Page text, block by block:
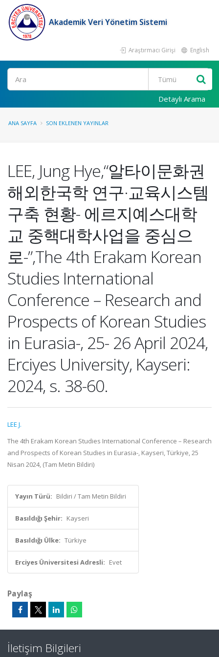
Akademik Veri Yönetim Sistemi
Araştırmacı Girişi English
Ara
Detaylı Arama
ANA SAYFA SON EKLENEN YAYINLAR
LEE, Jung Hye,“알타이문화권
해외한국학 연구·교육시스템
구축 현황- 에르지예스대학
교 중핵대학사업을 중심으
로-”,The 4th Erakam Korean
Studies International
Conference – Research and
Prospects of Korean Studies
in Eurasia-, 25- 26 April 2024,
Erciyes University, Kayseri:
2024, s. 38-60.
LEE J.
The 4th Erakam Korean Studies International Conference – Research
and Prospects of Korean Studies in Eurasia-, Kayseri, Türkiye, 25
Nisan 2024, (Tam Metin Bildiri)
Yayın Türü: Bildiri / Tam Metin Bildiri
Basıldığı Şehir: Kayseri
Basıldığı Ülke: Türkiye
Erciyes Üniversitesi Adresli: Evet
Paylaş
İletişim Bilgileri